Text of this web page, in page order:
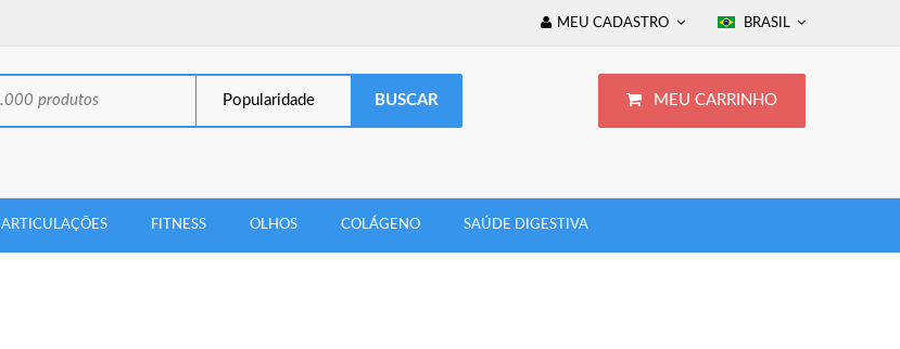
BRASIL
MEU CADASTRO
MEU CARRINHO
Popularidade
ARTICULAÇÕES FITNESS OLHOS COLÁGENO SAÚDE DIGESTIVA